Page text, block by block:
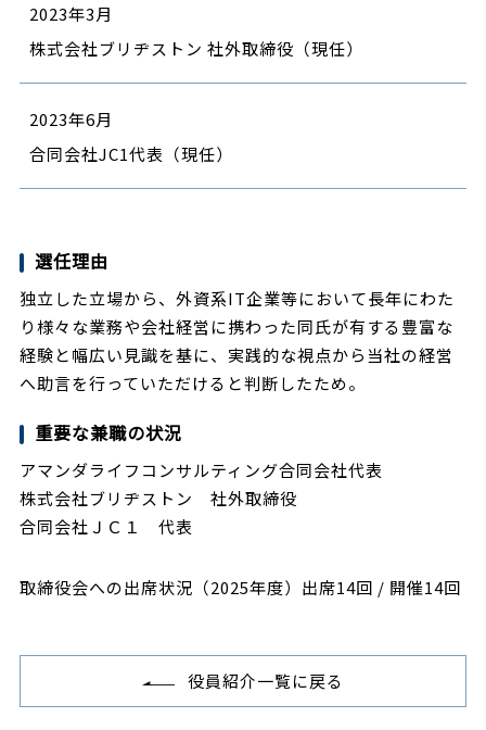
2023年3月
株式会社ブリヂストン 社外取締役（現任）
2023年6月
合同会社JC1代表（現任）
選任理由
独立した立場から、外資系IT企業等において長年にわた
り様々な業務や会社経営に携わった同氏が有する豊富な
経験と幅広い見識を基に、実践的な視点から当社の経営
へ助言を行っていただけると判断したため。
重要な兼職の状況
アマンダライフコンサルティング合同会社代表
株式会社ブリヂストン 社外取締役
合同会社ＪＣ１ 代表
取締役会への出席状況（2025年度）出席14回 / 開催14回
役員紹介一覧に戻る